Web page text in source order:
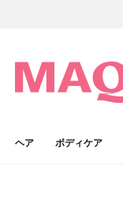
ヘア ボディケア